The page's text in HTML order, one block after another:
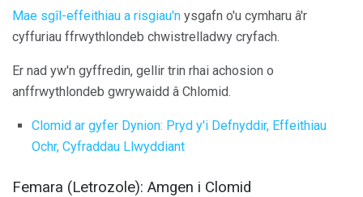
Mae sgîl-effeithiau a risgiau'n ysgafn o'u cymharu â'r
cyffuriau ffrwythlondeb chwistrelladwy cryfach.
Er nad yw'n gyffredin, gellir trin rhai achosion o
anffrwythlondeb gwrywaidd â Chlomid.
Clomid ar gyfer Dynion: Pryd y'i Defnyddir, Effeithiau
Ochr, Cyfraddau Llwyddiant
Femara (Letrozole): Amgen i Clomid